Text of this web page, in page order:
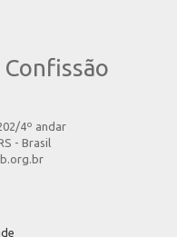
4º andar
- Brasil